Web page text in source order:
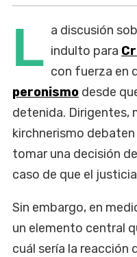
L a discusión
indulto para
con fuerza en
peronismo desde
detenida. Dirigentes,
kirchnerismo
tomar una decisión
caso de que el
Sin embargo, en
un elemento central
cuál sería la reacción